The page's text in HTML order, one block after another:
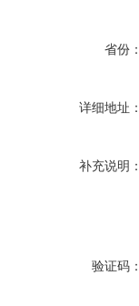
省份
详细地址
补充说明
验证码